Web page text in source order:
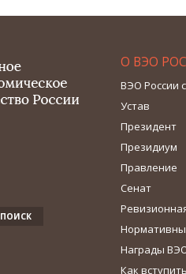
О ВЭО
ВЭО России
Устав
Президент
Президиум
Правление
Сенат
Награды
Как